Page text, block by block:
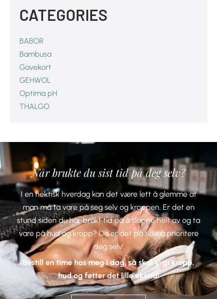
CATEGORIES
BABOR
Bambusa
Gavekort
GEHWOL
Optima pH
THALGO
Når brukte du sist tid på deg selv?
I en hektisk hverdag kan det være lett å glemme at
man må ta vare på seg selv og kroppen. Er det en
stund siden du har brukt tid på å slappe helt av og ta
vare på hud og kropp? Da er det på tide å prioritere
deg selv!
Bestill en time hos meg i dag, så skal vi gi kropp,
hud og føtter det lille ekstra!